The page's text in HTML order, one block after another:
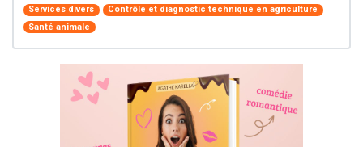
Services divers
Contrôle et diagnostic technique en agriculture
Santé animale